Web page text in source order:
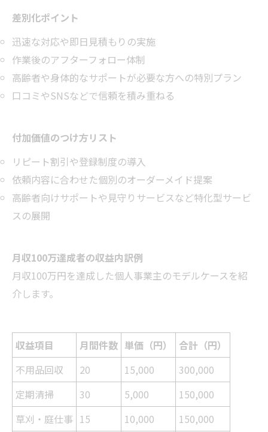
差別化ポイント
迅速な対応や即日見積もりの実施
作業後のアフターフォロー体制
高齢者や身体的なサポートが必要な方への特別プラン
口コミやSNSなどで信頼を積み重ねる
付加価値のつけ方リスト
リピート割引や登録制度の導入
依頼内容に合わせた個別のオーダーメイド提案
高齢者向けサポートや見守りサービスなど特化型サービ
スの展開
月収100万達成者の収益内訳例
月収100万円を達成した個人事業主のモデルケースを紹
介します。
収益項目 月間件数 単価（円）
合計（円）
不用品回収
20 15,000
300,000
定期清掃
30 5,000
150,000
草刈・庭仕事 15 10,000 150,000